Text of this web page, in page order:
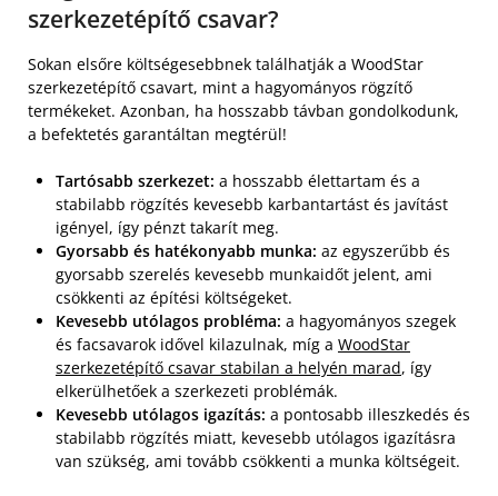
szerkezetépítő csavar?
Sokan elsőre költségesebbnek találhatják a WoodStar
szerkezetépítő csavart, mint a hagyományos rögzítő
termékeket. Azonban, ha hosszabb távban gondolkodunk,
a befektetés garantáltan megtérül!
Tartósabb szerkezet: a hosszabb élettartam és a
stabilabb rögzítés kevesebb karbantartást és javítást
igényel, így pénzt takarít meg.
Gyorsabb és hatékonyabb munka: az egyszerűbb és
gyorsabb szerelés kevesebb munkaidőt jelent, ami
csökkenti az építési költségeket.
Kevesebb utólagos probléma: a hagyományos szegek
és facsavarok idővel kilazulnak, míg a WoodStar
szerkezetépítő csavar stabilan a helyén marad, így
elkerülhetőek a szerkezeti problémák.
Kevesebb utólagos igazítás: a pontosabb illeszkedés és
stabilabb rögzítés miatt, kevesebb utólagos igazításra
van szükség, ami tovább csökkenti a munka költségeit.